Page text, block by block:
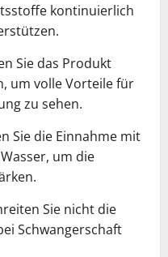
kontinuierlich
Sie das Produkt
um volle Vorteile für
zu sehen.
Sie die Einnahme mit
um die
Sie nicht die
Schwangerschaft